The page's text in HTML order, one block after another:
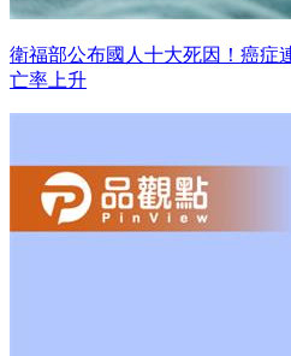
衛福部公布國人十大死因！癌症
亡率上升